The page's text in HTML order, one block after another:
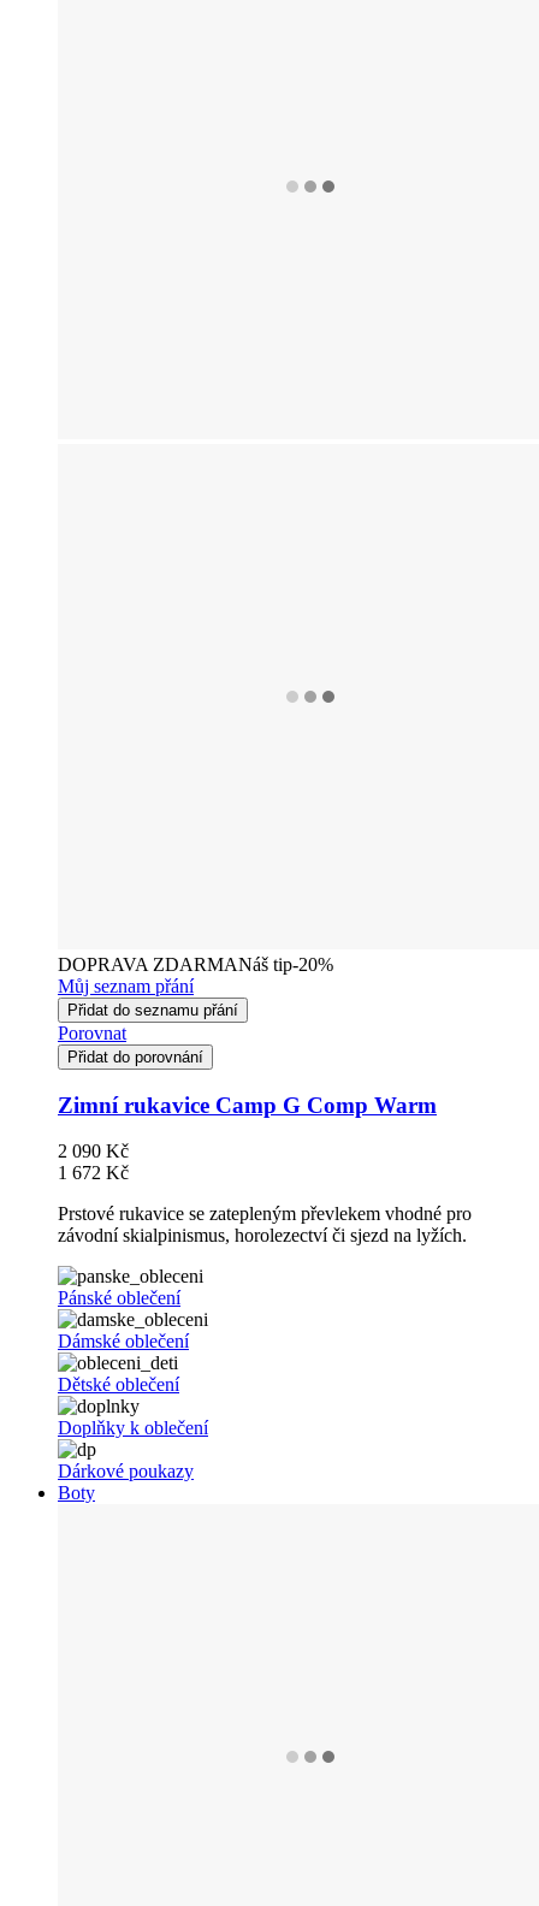
DOPRAVA ZDARMANáš tip-20%
Můj seznam přání
Přidat do seznamu přání
Porovnat
Přidat do porovnání
Zimní rukavice Camp G Comp Warm
2 090 Kč
1 672 Kč
Prstové rukavice se zatepleným převlekem vhodné pro
závodní skialpinismus, horolezectví či sjezd na lyžích.
Pánské oblečení
Dámské oblečení
Dětské oblečení
Doplňky k oblečení
Dárkové poukazy
Boty